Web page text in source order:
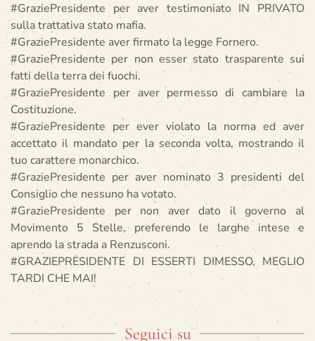
#GraziePresidente per aver testimoniato IN PRIVATO
sulla trattativa stato mafia.
#GraziePresidente aver firmato la legge Fornero.
#GraziePresidente per non esser stato trasparente sui
fatti della terra dei fuochi.
#GraziePresidente per aver permesso di cambiare la
Costituzione.
#GraziePresidente per ever violato la norma ed aver
accettato il mandato per la seconda volta, mostrando il
tuo carattere monarchico.
#GraziePresidente per aver nominato 3 presidenti del
Consiglio che nessuno ha votato.
#GraziePresidente per non aver dato il governo al
Movimento 5 Stelle, preferendo le larghe intese e
aprendo la strada a Renzusconi.
#GRAZIEPRESIDENTE DI ESSERTI DIMESSO, MEGLIO
TARDI CHE MAI!
Seguici su